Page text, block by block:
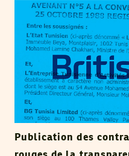
Publication des